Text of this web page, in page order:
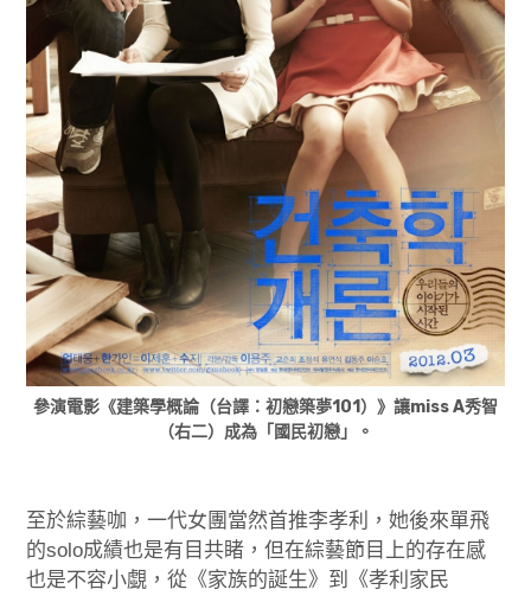
參演電影《建築學概論（台譯：初戀築夢101）》讓miss A秀智
（右二）成為「國民初戀」。
至於綜藝咖，一代女團當然首推李孝利，她後來單飛
的solo成績也是有目共睹，但在綜藝節目上的存在感
也是不容小覷，從《家族的誕生》到《孝利家民